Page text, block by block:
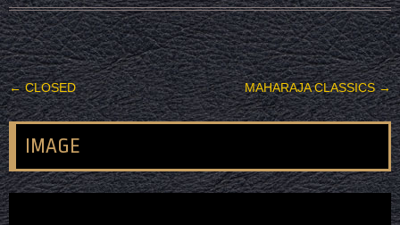
投稿ナビゲーション
←CLOSED MAHARAJA CLASSICS→
IMAGE